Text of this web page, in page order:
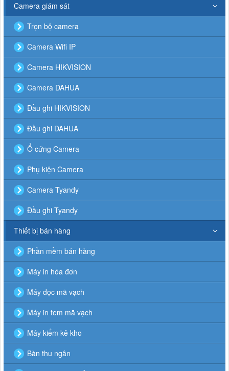
Camera giám sát
Trọn bộ camera
Camera Wifi IP
Camera HIKVISION
Camera DAHUA
Đầu ghi HIKVISION
Đầu ghi DAHUA
Ổ cứng Camera
Phụ kiện Camera
Camera Tyandy
Đầu ghi Tyandy
Thiết bị bán hàng
Phần mềm bán hàng
Máy in hóa đơn
Máy đọc mã vạch
Máy in tem mã vạch
Máy kiểm kê kho
Bàn thu ngân